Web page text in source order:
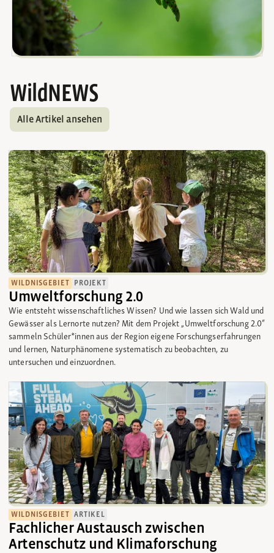
Die Initiative Klimapartnerschaft.at hat es sich zur Aufgabe
gemacht den Natur- und Klimaschutz in Österreich
vorantreiben und dabei Waldflächen langfristig der Natur
Klimapartnerschaft
WildNEWS
Alle Artikel ansehen
WILDNISGEBIET PROJEKT
Umweltforschung 2.0
Wie entsteht wissenschaftliches Wissen? Und wie lassen sich Wald und
Gewässer als Lernorte nutzen? Mit dem Projekt „Umweltforschung 2.0“
sammeln Schüler*innen aus der Region eigene Forschungserfahrungen
und lernen, Naturphänomene systematisch zu beobachten, zu
untersuchen und einzuordnen.
WILDNISGEBIET ARTIKEL
Fachlicher Austausch zwischen
Artenschutz und Klimaforschung